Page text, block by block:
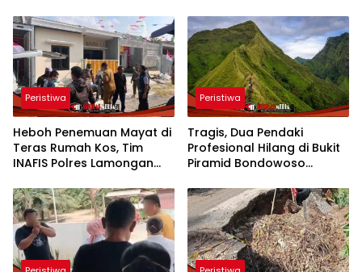
Peristiwa
Heboh Penemuan Mayat di
Teras Rumah Kos, Tim
INAFIS Polres Lamongan
Peristiwa
Tragis, Dua Pendaki
Profesional Hilang di Bukit
Piramid Bondowoso